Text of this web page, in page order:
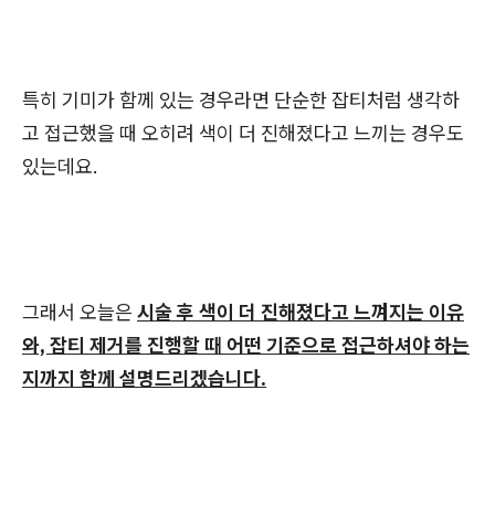
특히 기미가 함께 있는 경우라면 단순한 잡티처럼 생각하
고 접근했을 때 오히려 색이 더 진해졌다고 느끼는 경우도
있는데요.
그래서 오늘은 시술 후 색이 더 진해졌다고 느껴지는 이유
와, 잡티 제거를 진행할 때 어떤 기준으로 접근하셔야 하는
지까지 함께 설명드리겠습니다.